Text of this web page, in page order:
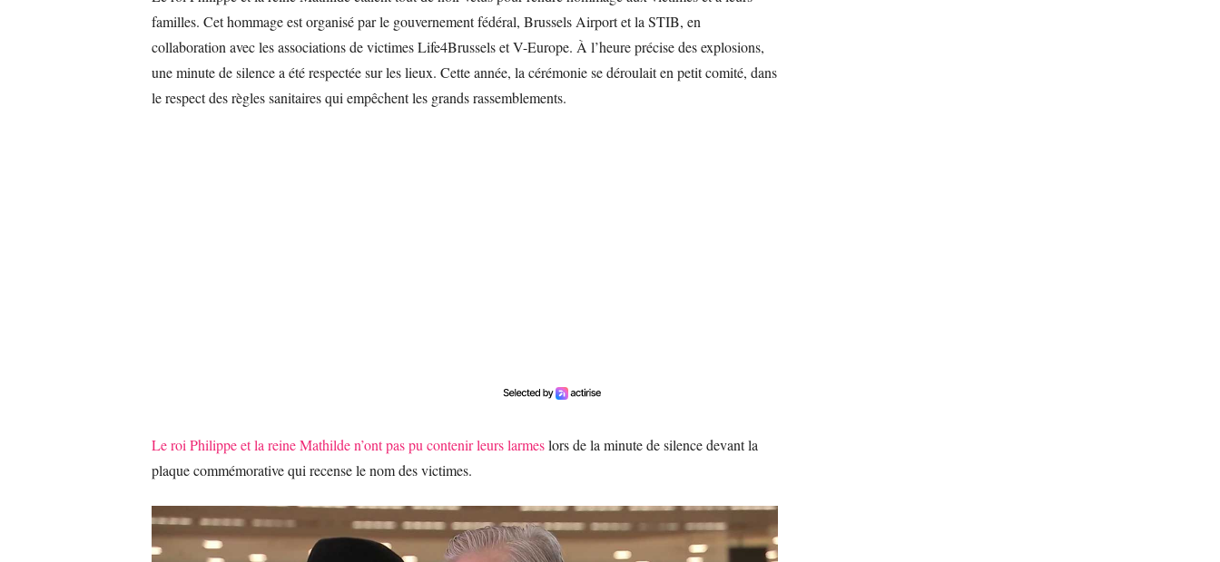
familles. Cet hommage est organisé par le gouvernement fédéral, Brussels Airport et la STIB, en
collaboration avec les associations de victimes Life4Brussels et V-Europe. À l’heure précise des explosions,
une minute de silence a été respectée sur les lieux. Cette année, la cérémonie se déroulait en petit comité, dans
le respect des règles sanitaires qui empêchent les grands rassemblements.
Le roi Philippe et la reine Mathilde n’ont pas pu contenir leurs larmeslors de la minute de silence devant la
plaque commémorative qui recense le nom des victimes.